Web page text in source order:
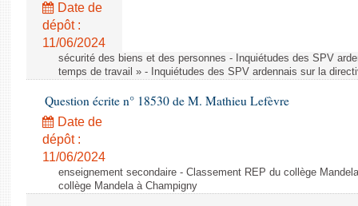
Date de
dépôt :
11/06/2024
sécurité des biens et des personnes - Inquiétudes des SPV
temps de travail » - Inquiétudes des SPV ardennais sur la
Question écrite n° 18530 de M. Mathieu Lefèvre
Date de
dépôt :
11/06/2024
enseignement secondaire - Classement REP du collège
collège Mandela à Champigny